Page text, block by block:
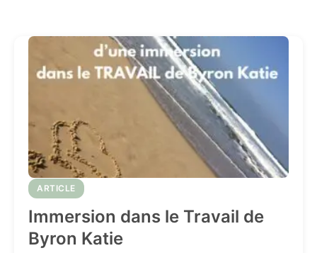
ARTICLE
Immersion dans le Travail de
Byron Katie